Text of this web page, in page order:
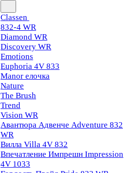
Classen
832-4 WR
Diamond WR
Discovery WR
Emotions
Euphoria 4V 833
Manor елочка
Nature
The Brush
Trend
Vision WR
Авантюра Адвенче Adventure 832
WR
Вилла Villa 4V 832
Впечатление Импрешн Impression
4V 1033